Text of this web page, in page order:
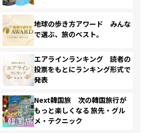
地球の歩き方アワード みんな
で選ぶ、旅のベスト。
エアラインランキング 読者の
投票をもとにランキング形式で
発表
Next韓国旅 次の韓国旅行が
もっと楽しくなる 旅先・グル
メ・テクニック